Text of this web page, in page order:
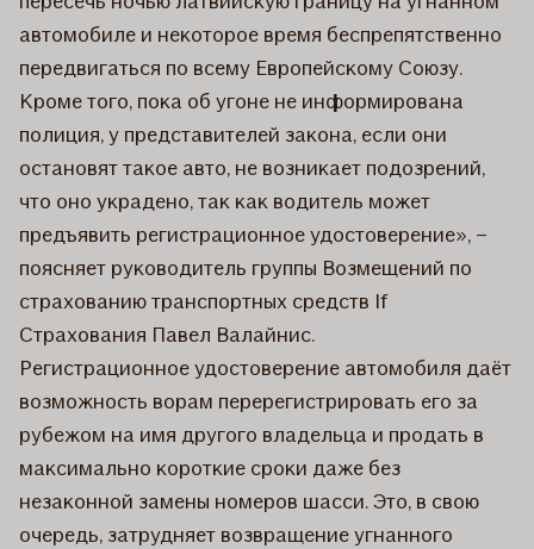
автомобиле и некоторое время беспрепятственно
передвигаться по всему Европейскому Союзу.
Кроме того, пока об угоне не информирована
полиция, у представителей закона, если они
остановят такое авто, не возникает подозрений,
что оно украдено, так как водитель может
предъявить регистрационное удостоверение», –
поясняет руководитель группы Возмещений по
страхованию транспортных средств If
Страхования Павел Валайнис.
Регистрационное удостоверение автомобиля даёт
возможность ворам перерегистрировать его за
рубежом на имя другого владельца и продать в
максимально короткие сроки даже без
незаконной замены номеров шасси. Это, в свою
очередь, затрудняет возвращение угнанного